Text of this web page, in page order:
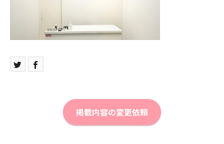
掲載内容の変更依頼